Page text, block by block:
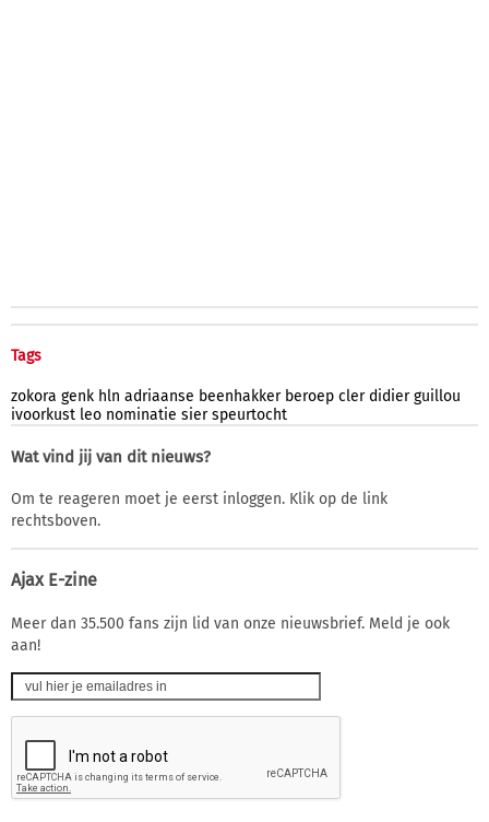
Tags
zokora genk hln adriaanse beenhakker beroep cler didier guillou
ivoorkust leo nominatie sier speurtocht
Wat vind jij van dit nieuws?
Om te reageren moet je eerst inloggen. Klik op de link
rechtsboven.
Ajax E-zine
Meer dan 35.500 fans zijn lid van onze nieuwsbrief. Meld je ook
aan!